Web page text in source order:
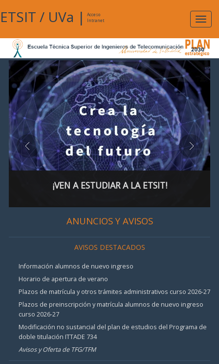
ETSIT / UVa |
Acceso
Intranet
¡VEN A ESTUDIAR A LA ETSIT!
ANUNCIOS Y AVISOS
AVISOS DESTACADOS
Información alumnos de nuevo ingreso
Horario de apertura de verano
Plazos de matrícula y otros trámites administrativos curso 2026-27
Plazos de preinscripción y matrícula alumnos de nuevo ingreso
curso 2026-27
Modificación no sustancial del plan de estudios del Programa de
doble titulación ITTADE 734
Avisos y Oferta de TFG/TFM